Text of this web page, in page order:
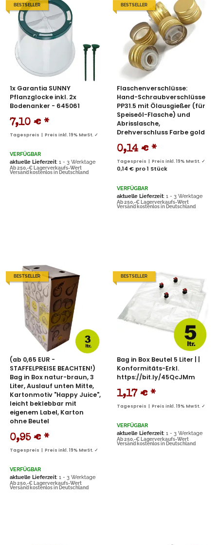
BESTSELLER
1x Garantia SUNNY
Pflanzglocke inkl. 2x
Bodenanker - 645061
7,10 € *
Tagespreis | Preis inkl. 19% MwSt. ✓
VERFÜGBAR
aktuelle Lieferzeit: 1 - 3 Werktage
Ab 250,-€ Lagerverkaufs-Wert
Versand kostenlos in Deutschland
BESTSELLER
Flaschenverschlüsse:
Hand-Schraubverschlüsse
PP31.5 mit Ölausgießer (für
Speiseöl-Flasche) und
Abrisslasche,
Drehverschluss Farbe gold
0,14 € *
Tagespreis | Preis inkl. 19% MwSt. ✓
0,14 € pro 1 Stück
VERFÜGBAR
aktuelle Lieferzeit: 1 - 3 Werktage
Ab 250,-€ Lagerverkaufs-Wert
Versand kostenlos in Deutschland
BESTSELLER
(ab 0,65 EUR -
STAFFELPREISE BEACHTEN!)
Bag in Box natur-braun, 3
Liter, Auslauf unten Mitte,
Kartonmotiv "Happy Juice",
leicht beklebbar mit
eigenem Label, Karton
ohne Beutel
0,95 € *
Tagespreis | Preis inkl. 19% MwSt. ✓
VERFÜGBAR
aktuelle Lieferzeit: 1 - 3 Werktage
Ab 250,-€ Lagerverkaufs-Wert
Versand kostenlos in Deutschland
BESTSELLER
Bag in Box Beutel 5 Liter | |
Konformitäts-Erkl.
https://bit.ly/45QcJMm
1,17 € *
Tagespreis | Preis inkl. 19% MwSt. ✓
VERFÜGBAR
aktuelle Lieferzeit: 1 - 3 Werktage
Ab 250,-€ Lagerverkaufs-Wert
Versand kostenlos in Deutschland